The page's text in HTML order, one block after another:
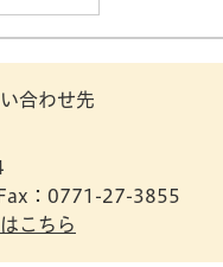
合わせ先
Fax：0771-27-3855
こちら